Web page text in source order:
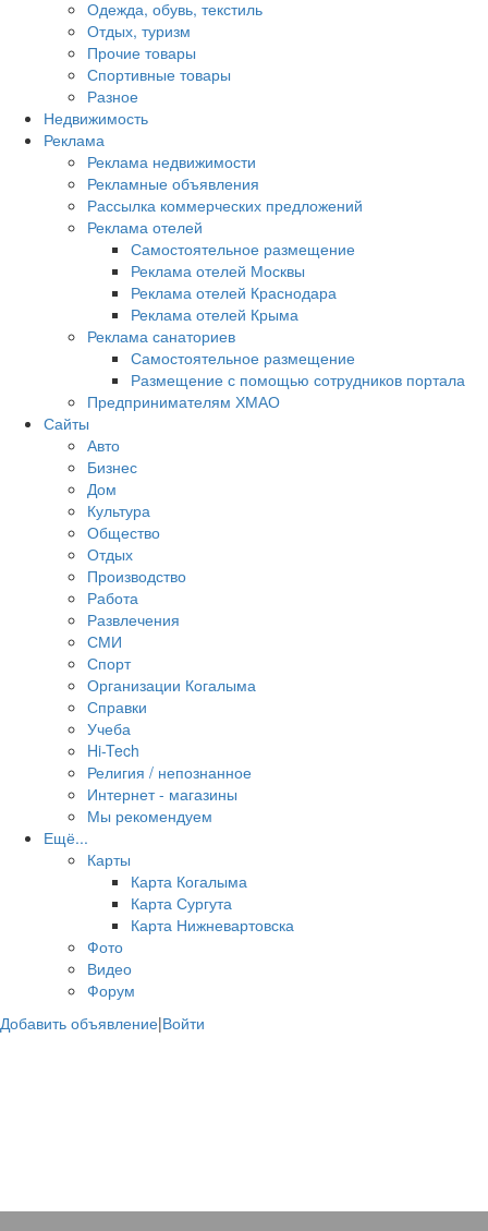
Одежда, обувь, текстиль
Отдых, туризм
Прочие товары
Спортивные товары
Разное
Недвижимость
Реклама
Реклама недвижимости
Рекламные объявления
Рассылка коммерческих предложений
Реклама отелей
Самостоятельное размещение
Реклама отелей Москвы
Реклама отелей Краснодара
Реклама отелей Крыма
Реклама санаториев
Самостоятельное размещение
Размещение с помощью сотрудников портала
Предпринимателям ХМАО
Сайты
Авто
Бизнес
Дом
Культура
Общество
Отдых
Производство
Работа
Развлечения
СМИ
Спорт
Организации Когалыма
Справки
Учеба
Hi-Tech
Религия / непознанное
Интернет - магазины
Мы рекомендуем
Ещё...
Карты
Карта Когалыма
Карта Сургута
Карта Нижневартовска
Фото
Видео
Форум
Добавить объявление|Войти